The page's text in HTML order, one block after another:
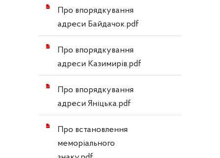
Про впорядкування
адреси Байдачок.pdf
Про впорядкування
адреси Казимирів.pdf
Про впорядкування
адреси Яніцька.pdf
Про встановлення
меморіального